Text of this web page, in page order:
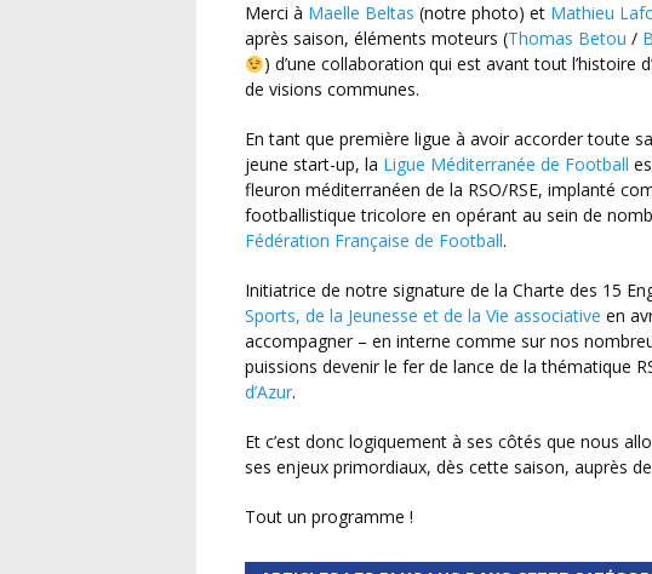
Merci à Maelle Beltas (notre photo) et Mathieu
après saison, éléments moteurs (Thomas Betou /
) d’une collaboration qui est avant tout l’histoire
de visions communes.
En tant que première ligue à avoir accorder toute sa confiance à ce qui était à l’époque une
jeune start-up, la Ligue Méditerranée de Football
fleuron méditerranéen de la RSO/RSE, implanté
footballistique tricolore en opérant au sein de
Fédération Française de Football.
Initiatrice de notre signature de la Charte des 15
Sports, de la Jeunesse et de la Vie associative en
accompagner – en interne comme sur nos
puissions devenir le fer de lance de la thématique
d’Azur.
Et c’est donc logiquement à ses côtés que nous allons continuer à performer sur ce sujet et
ses enjeux primordiaux, dès cette saison, auprès
Tout un programme !